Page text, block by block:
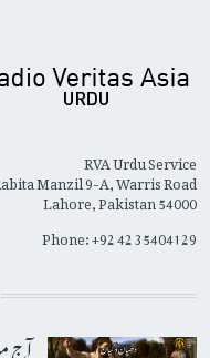
RVA Urdu Service
Manzil 9-A, Warris Road,
Lahore, Pakistan 54000
Phone: +92 42 35404129